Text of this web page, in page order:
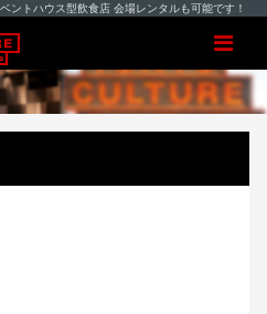
ントハウス型飲食店 会場レンタルも可能です！